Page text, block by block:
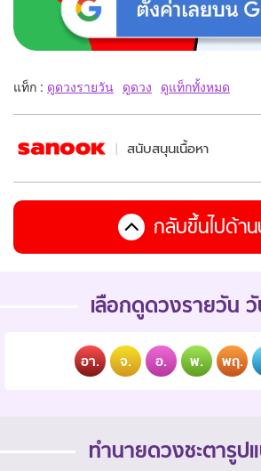
แท็ก : ดูดวงรายวัน ดูดวง ดูแท็กทั้งหมด
สนับสนุนเนื้อหา
กลับขึ้นไปด้า
เลือกดูดวงรายวัน
อา. จ. อ. พ. พฤ.
ทำนายดวงชะตารูป